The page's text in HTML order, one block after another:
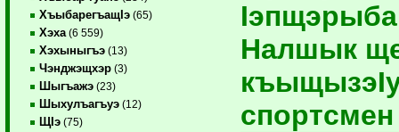
ХъыбарегъащIэ (65)
Хэха (6 559)
Хэхыныгъэ (13)
Чэнджэщхэр (3)
Шыгъажэ (23)
Шыхулъагъуэ (12)
ЩIэ (75)
Налшык